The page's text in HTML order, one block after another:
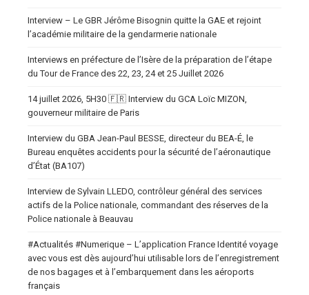
Interview – Le GBR Jérôme Bisognin quitte la GAE et rejoint
l’académie militaire de la gendarmerie nationale
Interviews en préfecture de l’Isère de la préparation de l’étape
du Tour de France des 22, 23, 24 et 25 Juillet 2026
14 juillet 2026, 5H30 🇫🇷 Interview du GCA Loïc MIZON,
gouverneur militaire de Paris
Interview du GBA Jean-Paul BESSE, directeur du BEA-É, le
Bureau enquêtes accidents pour la sécurité de l’aéronautique
d’État (BA107)
Interview de Sylvain LLEDO, contrôleur général des services
actifs de la Police nationale, commandant des réserves de la
Police nationale à Beauvau
#Actualités #Numerique – L’application France Identité voyage
avec vous est dès aujourd’hui utilisable lors de l’enregistrement
de nos bagages et à l’embarquement dans les aéroports
français